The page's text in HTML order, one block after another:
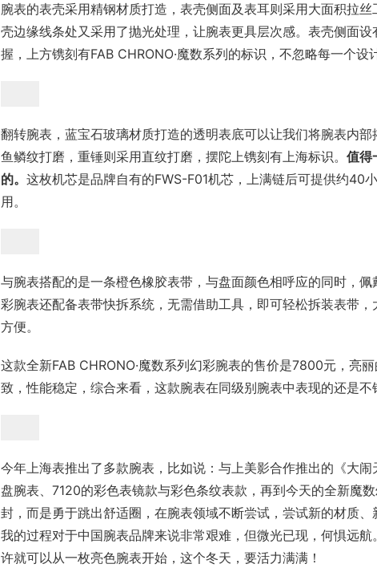
腕表的表壳采用精钢材质打造，表壳侧面及表耳则采用大面积拉
壳边缘线条处又采用了抛光处理，让腕表更具层次感。表壳侧面
握，上方镌刻有FAB CHRONO·魔数系列的标识，不忽略每一个设
翻转腕表，蓝宝石玻璃材质打造的透明表底可以让我们将腕表内
鱼鳞纹打磨，重锤则采用直纹打磨，摆陀上镌刻有上海标识。 值得
的。 这枚机芯是品牌自有的FWS-F01机芯，上满链后可提供约40
用。
与腕表搭配的是一条橙色橡胶表带，与盘面颜色相呼应的同时，
彩腕表还配备表带快拆系统，无需借助工具，即可轻松拆装表带
方便。
这款全新FAB CHRONO·魔数系列幻彩腕表的售价是7800元，亮
致，性能稳定，综合来看，这款腕表在同级别腕表中表现的还是不
今年上海表推出了多款腕表，比如说：与上美影合作推出的《大
盘腕表、7120的彩色表镜款与彩色条纹表款，再到今天的全新魔
封，而是勇于跳出舒适圈，在腕表领域不断尝试，尝试新的材质
我的过程对于中国腕表品牌来说非常艰难，但微光已现，何惧远
许就可以从一枚亮色腕表开始，这个冬天，要活力满满！